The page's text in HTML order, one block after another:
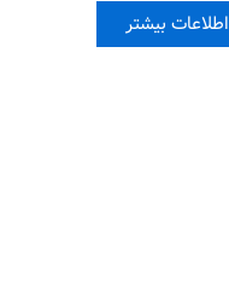
اطلاعات بیشتر